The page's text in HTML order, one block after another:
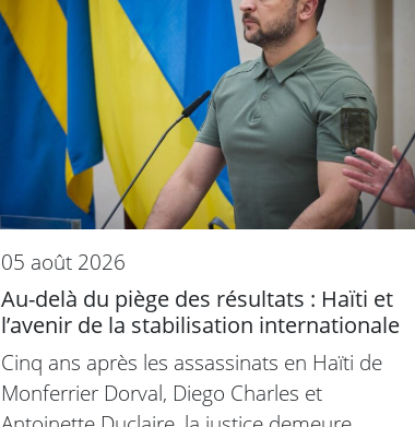
05 août 2026
Au-delà du piège des résultats : Haïti et
l’avenir de la stabilisation internationale
Cinq ans après les assassinats en Haïti de
Monferrier Dorval, Diego Charles et